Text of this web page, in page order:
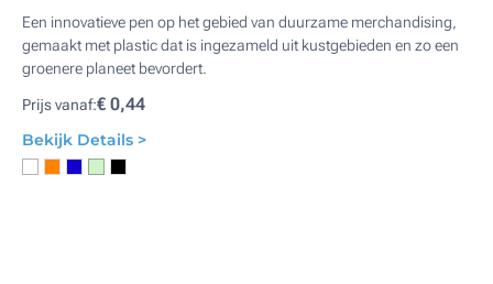
Een innovatieve pen op het gebied van duurzame merchandising,
gemaakt met plastic dat is ingezameld uit kustgebieden en zo een
groenere planeet bevordert.
Prijs vanaf:€ 0,44
Bekijk Details >